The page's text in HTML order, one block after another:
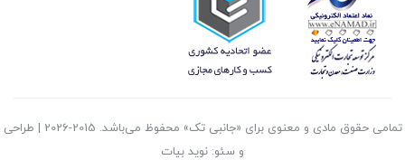
تمامی حقوق مادی و معنوی برای «جانبی تک» محفوظ می‌باشد. 2015-2026 | طراحی
و سئو: نوید بیات